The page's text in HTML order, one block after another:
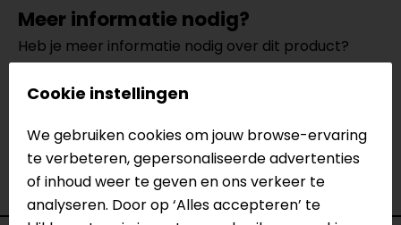
Meer informatie nodig?
Heb je meer informatie nodig over dit product?
Neem dancontactmet ons op of kom langs in één
vanonze winkelsin Breda, Capelle aan den IJssel,
het product bekijken & passen en staan onze
verkoopmedewerkers voor je klaar met advies.
Bekijk onze andereleren motorjassen.
Cookie instellingen
We gebruiken cookies om jouw browse-ervaring
te verbeteren, gepersonaliseerde advertenties
of inhoud weer te geven en ons verkeer te
analyseren. Door op ‘Alles accepteren’ te